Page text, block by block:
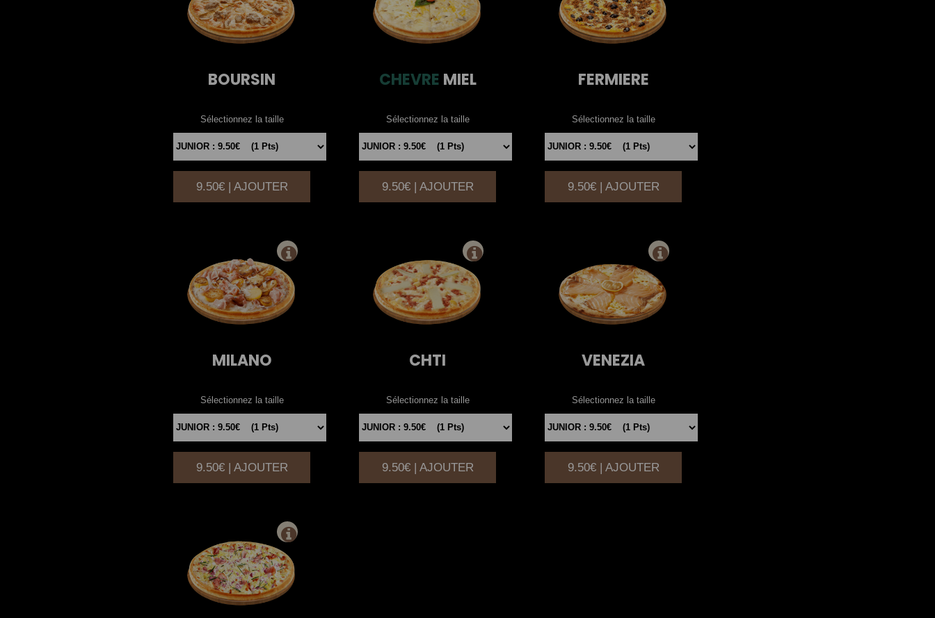
BOURSIN
Sélectionnez la taille
|
9.50€ | AJOUTER
CHEVRE MIEL
Sélectionnez la taille
|
9.50€ | AJOUTER
FERMIERE
Sélectionnez la taille
|
9.50€ | AJOUTER
MILANO
Sélectionnez la taille
|
9.50€ | AJOUTER
CHTI
Sélectionnez la taille
|
9.50€ | AJOUTER
VENEZIA
Sélectionnez la taille
|
9.50€ | AJOUTER